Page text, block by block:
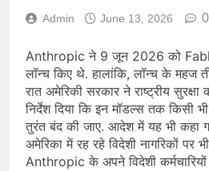
Admin June 13, 2026 0
Anthropic ने 9 जून 2026 को
लॉन्च किए थे. हालांकि, लॉन्च के महज
रात अमेरिकी सरकार ने राष्ट्रीय
निर्देश दिया कि इन मॉडल्स तक किसी
तुरंत बंद की जाए. आदेश में यह भी कहा
अमेरिका में रह रहे विदेशी नागरिकों पर
Anthropic के अपने विदेशी कर्मचारियों